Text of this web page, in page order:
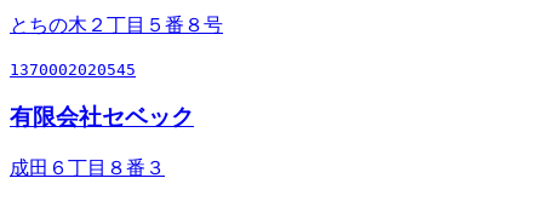
とちの木２丁目５番８号
1370002020545
有限会社セベック
成田６丁目８番３